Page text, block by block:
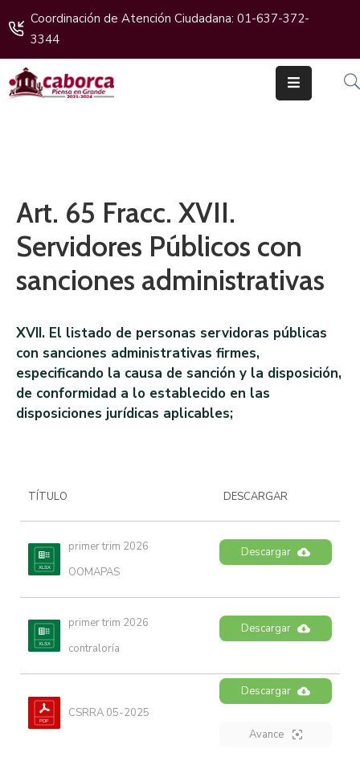
Coordinación de Atención Ciudadana: 01-637-372-
3344
Inicio
Transparencia
Boletines
Art. 65 Fracc. XVII.
Servidores Públicos con
sanciones administrativas
XVII. El listado de personas servidoras públicas
con sanciones administrativas firmes,
especificando la causa de sanción y la disposición,
de conformidad a lo establecido en las
disposiciones jurídicas aplicables;
TÍTULO DESCARGAR
primer trim 2026
OOMAPAS
Descargar
primer trim 2026
contraloría
Descargar
CSRRA 05-2025
Descargar
Avance